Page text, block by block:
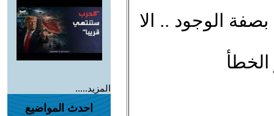
الوجود .. الا
المزيد.....
احدث المواضيع